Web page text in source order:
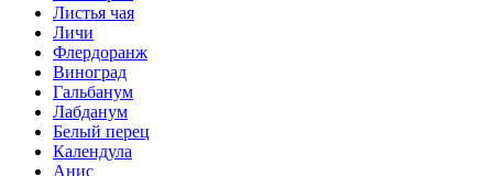
Листья чая
Личи
Флердоранж
Виноград
Гальбанум
Лабданум
Белый перец
Календула
Анис